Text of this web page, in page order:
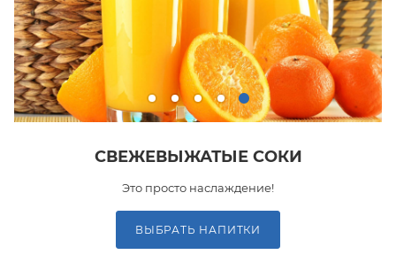
СВЕЖЕВЫЖАТЫЕ СОКИ
Это просто наслаждение!
ВЫБРАТЬ НАПИТКИ